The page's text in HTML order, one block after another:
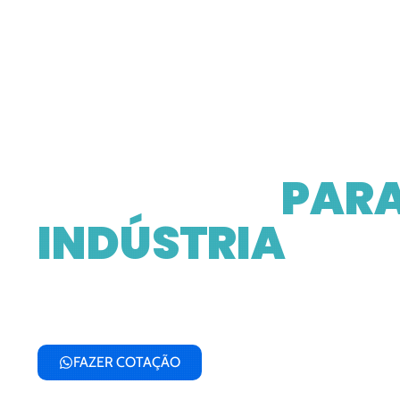
SOLUÇÕES
INDÚSTRIA
FAZER COTAÇÃO